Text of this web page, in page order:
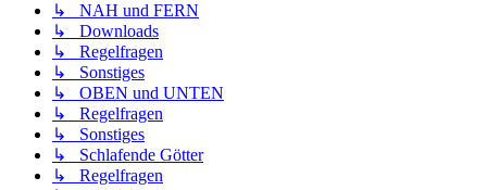
↳ NAH und FERN
↳ Downloads
↳ Regelfragen
↳ Sonstiges
↳ OBEN und UNTEN
↳ Regelfragen
↳ Sonstiges
↳ Schlafende Götter
↳ Regelfragen